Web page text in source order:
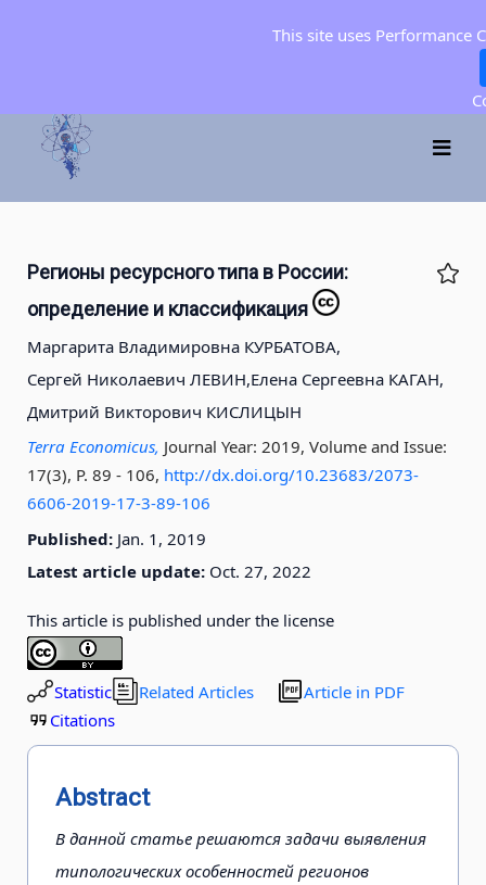
Регионы ресурсного типа в России:
определение и классификация
Маргарита Владимировна КУРБАТОВА,
Сергей Николаевич ЛЕВИН,Елена Сергеевна КАГАН,
Дмитрий Викторович КИСЛИЦЫН
Terra Economicus, Journal Year: 2019, Volume and Issue:
17(3), P. 89 - 106, http://dx.doi.org/10.23683/2073-
6606-2019-17-3-89-106
Published: Jan. 1, 2019
Latest article update: Oct. 27, 2022
This article is published under the license
Statistic Related Articles
Article in PDF
Citations
Abstract
В данной статье решаются задачи выявления
типологических особенностей регионов
This site uses Performance